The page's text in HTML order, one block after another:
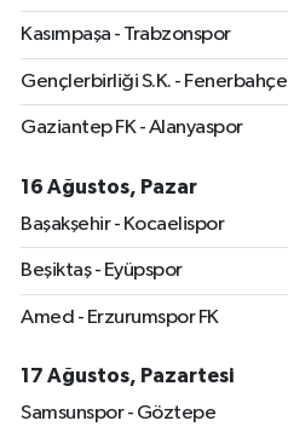
Kasımpaşa - Trabzonspor
Gençlerbirliği S.K. - Fenerbahçe
Gaziantep FK - Alanyaspor
16 Ağustos, Pazar
Başakşehir - Kocaelispor
Beşiktaş - Eyüpspor
Amed - Erzurumspor FK
17 Ağustos, Pazartesi
Samsunspor - Göztepe